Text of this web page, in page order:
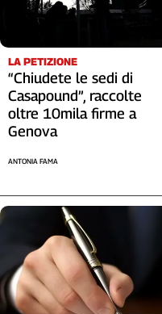
LA PETIZIONE
“Chiudete le sedi di
Casapound”, raccolte
oltre 10mila firme a
Genova
ANTONIA FAMA